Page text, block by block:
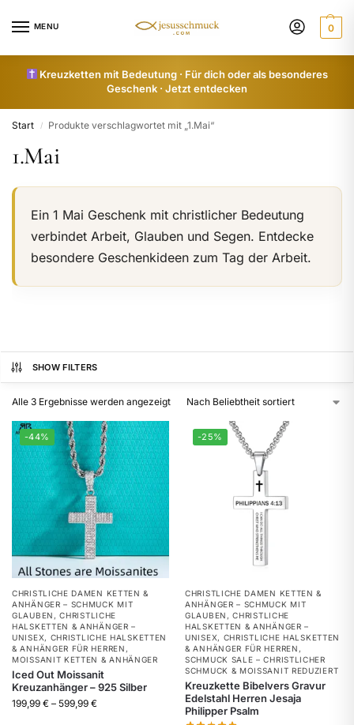
MENU 0
Kreuzketten mit Bedeutung · Für dich oder als besonderes
Geschenk · Jetzt entdecken
Start / Produkte verschlagwortet mit „1.Mai“
1.Mai
Ein 1 Mai Geschenk mit christlicher Bedeutung
verbindet Arbeit, Glauben und Segen. Entdecke
besondere Geschenkideen zum Tag der Arbeit.
SHOW FILTERS
Alle 3 Ergebnisse werden angezeigt
-44%
CHRISTLICHE DAMEN KETTEN &
ANHÄNGER – SCHMUCK MIT
GLAUBEN ,CHRISTLICHE
HALSKETTEN & ANHÄNGER –
UNISEX, CHRISTLICHE HALSKETTEN
& ANHÄNGER FÜR HERREN ,
MOISSANIT KETTEN & ANHÄNGER
Iced Out Moissanit
Kreuzanhänger – 925 Silber
199,99 € – 599,99 €
-25%
CHRISTLICHE DAMEN KETTEN &
ANHÄNGER – SCHMUCK MIT
GLAUBEN ,CHRISTLICHE
HALSKETTEN & ANHÄNGER –
UNISEX, CHRISTLICHE HALSKETTEN
& ANHÄNGER FÜR HERREN ,
SCHMUCK SALE – CHRISTLICHER
SCHMUCK & MOISSANIT REDUZIERT
Kreuzkette Bibelvers Gravur
Edelstahl Herren Jesaja
Philipper Psalm